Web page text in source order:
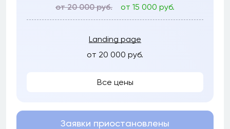
от 20 000 руб.
от 15 000 руб.
Landing page
от 20 000 руб.
Все цены
Заявки приостановлены